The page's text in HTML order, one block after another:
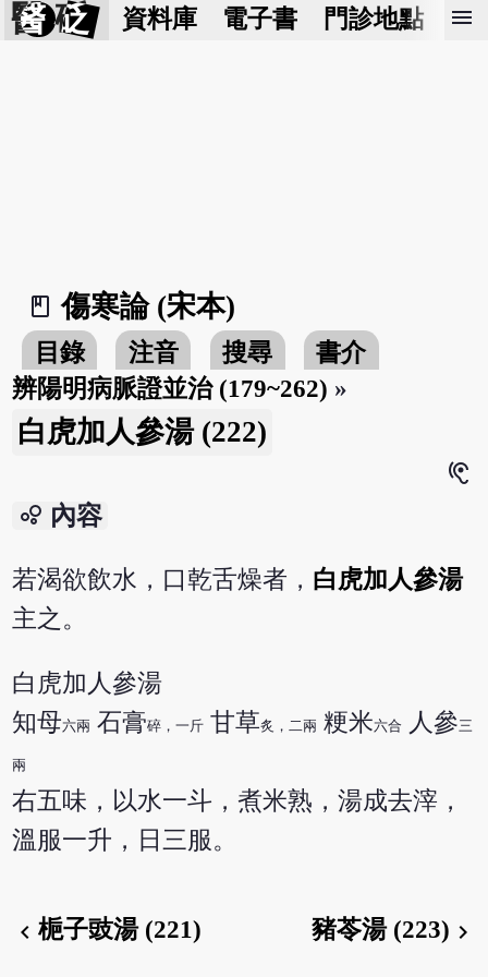
醫 砭 資料庫 電子書 門診地點 預
menu
book_2
傷寒論 (宋本)
目錄 注音 搜尋
書介
辨陽明病脈證並治 (179~262) »
白虎加人參湯 (222)
hearing
bubble_chart 內容
若渴欲飲水，口乾舌燥者， 白虎加人參湯
主之。
白虎加人參湯
知母六兩 石膏碎，一斤 甘草炙，二兩 粳米六合 人參三
兩
右五味，以水一斗，煮米熟，湯成去滓，
溫服一升，日三服。
chevron_left梔子豉湯 (221) 豬苓湯 (223) chevron_right